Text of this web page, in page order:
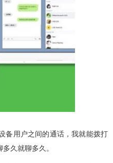
备用户之间的通话，我就能拨打
久就聊多久。